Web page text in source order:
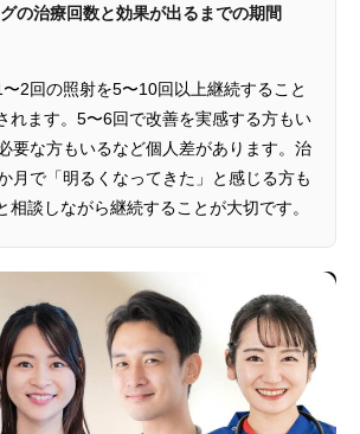
の治療回数と効果が出るまでの期間
2回の照射を5〜10回以上継続すること
れます。5〜6回で改善を実感する方もい
要な方もいるなど個人差があります。治
月で「明るくなってきた」と感じる方も
相談しながら継続することが大切です。